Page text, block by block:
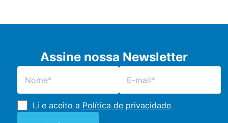
Assine nossa Newsletter
Li e aceito a Política de privacidade